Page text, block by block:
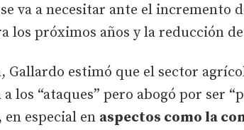
va a necesitar ante el incremento
los próximos años y la reducción
Gallardo estimó que el sector
los “ataques” pero abogó por ser
en especial en aspectos como la